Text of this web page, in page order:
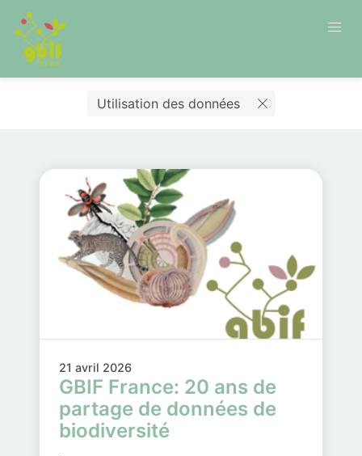
Utilisation des données
21 avril 2026
GBIF France: 20 ans de
partage de données de
biodiversité